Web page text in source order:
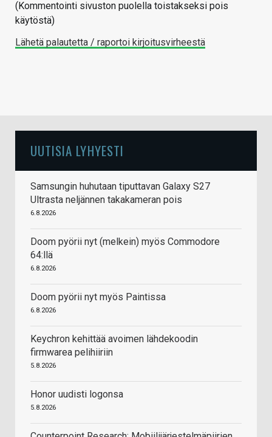
(Kommentointi sivuston puolella toistakseksi pois
käytöstä)
Lähetä palautetta / raportoi kirjoitusvirheestä
UUTISIA LYHYESTI
Samsungin huhutaan tiputtavan Galaxy S27
Ultrasta neljännen takakameran pois
6.8.2026
Doom pyörii nyt (melkein) myös Commodore
64:llä
6.8.2026
Doom pyörii nyt myös Paintissa
6.8.2026
Keychron kehittää avoimen lähdekoodin
firmwarea pelihiiriin
5.8.2026
Honor uudisti logonsa
5.8.2026